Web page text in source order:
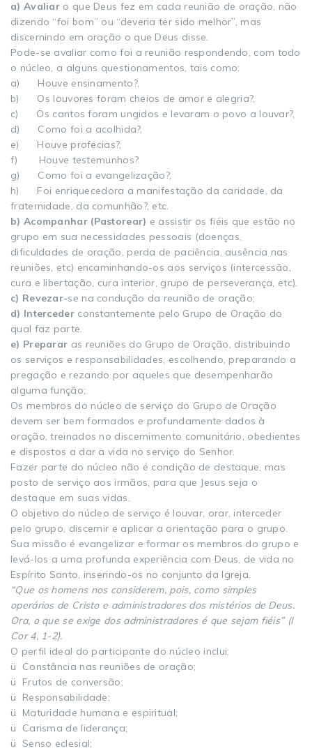
a) Avaliar o que Deus fez em cada reunião de oração, não
dizendo “foi bom” ou “deveria ter sido melhor”, mas
discernindo em oração o que Deus disse.
Pode-se avaliar como foi a reunião respondendo, com todo
o núcleo, a alguns questionamentos, tais como:
a) Houve ensinamento?,
b) Os louvores foram cheios de amor e alegria?,
c) Os cantos foram ungidos e levaram o povo a louvar?,
d) Como foi a acolhida?,
e) Houve profecias?,
f) Houve testemunhos?.
g) Como foi a evangelização?,
h) Foi enriquecedora a manifestação da caridade, da
fraternidade, da comunhão?, etc.
b) Acompanhar (Pastorear) e assistir os fiéis que estão no
grupo em sua necessidades pessoais (doenças,
dificuldades de oração, perda de paciência, ausência nas
reuniões, etc) encaminhando-os aos serviços (intercessão,
cura e libertação, cura interior, grupo de perseverança, etc).
c) Revezar-se na condução da reunião de oração;
d) Intercederconstantemente pelo Grupo de Oração do
qual faz parte.
e) Preparar as reuniões do Grupo de Oração, distribuindo
os serviços e responsabilidades, escolhendo, preparando a
pregação e rezando por aqueles que desempenharão
alguma função;
Os membros do núcleo de serviço do Grupo de Oração
devem ser bem formados e profundamente dados à
oração, treinados no discernimento comunitário, obedientes
e dispostos a dar a vida no serviço do Senhor.
Fazer parte do núcleo não é condição de destaque, mas
posto de serviço aos irmãos, para que Jesus seja o
destaque em suas vidas.
O objetivo do núcleo de serviço é louvar, orar, interceder
pelo grupo, discernir e aplicar a orientação para o grupo.
Sua missão é evangelizar e formar os membros do grupo e
levá-los a uma profunda experiência com Deus, de vida no
Espírito Santo, inserindo-os no conjunto da Igreja.
“Que os homens nos considerem, pois, como simples
operários de Cristo e administradores dos mistérios de Deus.
Ora, o que se exige dos administradores é que sejam fiéis” (I
Cor 4, 1-2).
O perfil ideal do participante do núcleo inclui:
ü Constância nas reuniões de oração;
ü Frutos de conversão;
ü Responsabilidade;
ü Maturidade humana e espiritual;
ü Carisma de liderança;
ü Senso eclesial;